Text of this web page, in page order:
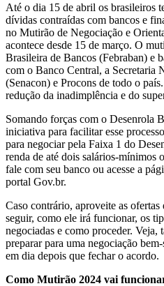
Até o dia 15 de abril os brasileiros
dívidas contraídas com bancos e
no Mutirão de Negociação e
acontece desde 15 de março. O
Brasileira de Bancos (Febraban) e
com o Banco Central, a Secretaria
(Senacon) e Procons de todo o
redução da inadimplência e do
Somando forças com o Desenrola
iniciativa para facilitar esse
para negociar pela Faixa 1 do
renda de até dois salários-mínimos
fale com seu banco ou acesse a
portal Gov.br.
Caso contrário, aproveite as
seguir, como ele irá funcionar, os
negociadas e como proceder. Veja,
preparar para uma negociação
em dia depois que fechar o acordo.
Como Mutirão 2024 vai